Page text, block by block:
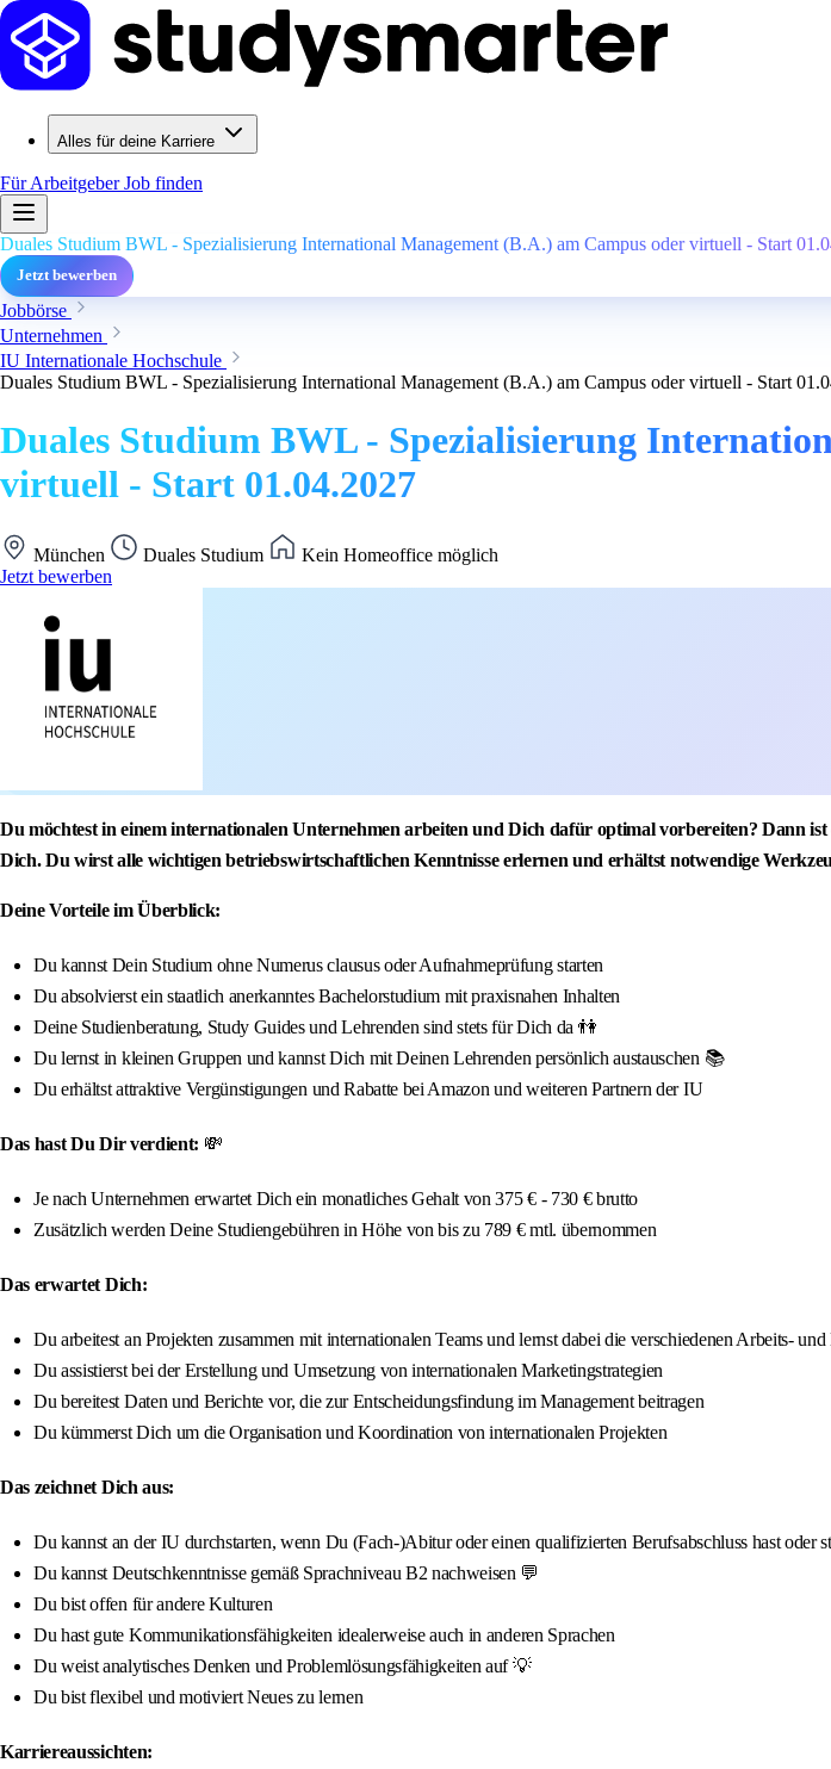
Alles für deine Karriere
Für ArbeitgeberJob finden
Duales Studium BWL - Spezialisierung International Management (B.A.) am Campus oder virtuell - Start
Jetzt bewerben
Jobbörse
Unternehmen
IU Internationale Hochschule
Duales Studium BWL - Spezialisierung International Management (B.A.) am Campus oder virtuell - Start
Duales Studium BWL - Spezialisierung
virtuell - Start 01.04.2027
München Duales Studium
Kein Homeoffice möglich
Jetzt bewerben
Du möchtest in einem internationalen Unternehmen arbeiten und Dich dafür optimal vorbereiten? Dann
Dich. Du wirst alle wichtigen betriebswirtschaftlichen Kenntnisse erlernen und erhältst notwendige
Deine Vorteile im Überblick:
Du kannst Dein Studium ohne Numerus clausus oder Aufnahmeprüfung starten
Du absolvierst ein staatlich anerkanntes Bachelorstudium mit praxisnahen Inhalten
Deine Studienberatung, Study Guides und Lehrenden sind stets für Dich da 👫
Du lernst in kleinen Gruppen und kannst Dich mit Deinen Lehrenden persönlich austauschen 📚
Du erhältst attraktive Vergünstigungen und Rabatte bei Amazon und weiteren Partnern der IU
Das hast Du Dir verdient: 💸
Je nach Unternehmen erwartet Dich ein monatliches Gehalt von 375 € - 730 € brutto
Zusätzlich werden Deine Studiengebühren in Höhe von bis zu 789 € mtl. übernommen
Das erwartet Dich:
Du arbeitest an Projekten zusammen mit internationalen Teams und lernst dabei die verschiedenen Arbeits-
Du assistierst bei der Erstellung und Umsetzung von internationalen Marketingstrategien
Du bereitest Daten und Berichte vor, die zur Entscheidungsfindung im Management beitragen
Du kümmerst Dich um die Organisation und Koordination von internationalen Projekten
Das zeichnet Dich aus:
Du kannst an der IU durchstarten, wenn Du (Fach-)Abitur oder einen qualifizierten Berufsabschluss hast
Du kannst Deutschkenntnisse gemäß Sprachniveau B2 nachweisen 💬
Du bist offen für andere Kulturen
Du hast gute Kommunikationsfähigkeiten idealerweise auch in anderen Sprachen
Du weist analytisches Denken und Problemlösungsfähigkeiten auf 💡
Du bist flexibel und motiviert Neues zu lernen
Karriereaussichten: